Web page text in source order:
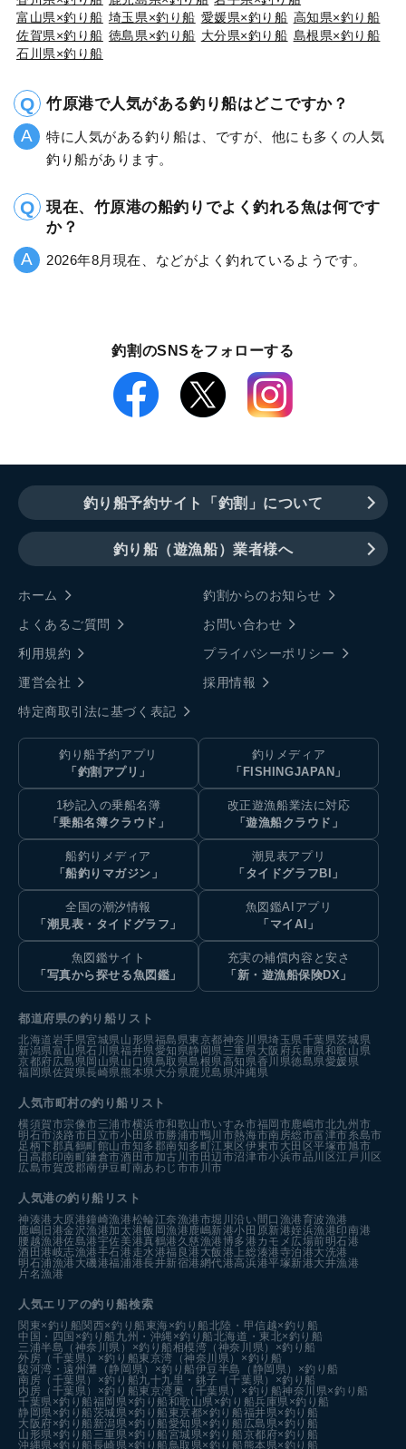
富山県×釣り船 埼玉県×釣り船 愛媛県×釣り船 高知県×釣り船
佐賀県×釣り船 徳島県×釣り船 大分県×釣り船 島根県×釣り船
石川県×釣り船
竹原港で人気がある釣り船はどこですか？
特に人気がある釣り船は、ですが、他にも多くの人気
釣り船があります。
現在、竹原港の船釣りでよく釣れる魚は何です
か？
2026年8月現在、などがよく釣れているようです。
釣割のSNSをフォローする
釣り船予約サイト「釣割」について
釣り船（遊漁船）業者様へ
ホーム
釣割からのお知らせ
よくあるご質問
お問い合わせ
利用規約
プライバシーポリシー
運営会社
採用情報
特定商取引法に基づく表記
釣り船予約アプリ
「釣割アプリ」
釣りメディア
「FISHINGJAPAN」
1秒記入の乗船名簿
「乗船名簿クラウド」
改正遊漁船業法に対応
「遊漁船クラウド」
船釣りメディア
「船釣りマガジン」
潮見表アプリ
「タイドグラフBI」
全国の潮汐情報
「潮見表・タイドグラフ」
魚図鑑AIアプリ
「マイAI」
魚図鑑サイト
「写真から探せる魚図鑑」
充実の補償内容と安さ
「新・遊漁船保険DX」
都道府県の釣り船リスト
北海道 岩手県宮城県 山形県福島県東京都神奈川県埼玉県千葉県茨城県
新潟県富山県石川県福井県愛知県静岡県 三重県 大阪府兵庫県和歌山県
京都府広島県岡山県 山口県 鳥取県島根県高知県香川県徳島県愛媛県
福岡県佐賀県長崎県 熊本県 大分県 鹿児島県沖縄県
人気市町村の釣り船リスト
横須賀市宗像市三浦市横浜市和歌山市いすみ市福岡市鹿嶋市北九州市
明石市淡路市日立市小田原市勝浦市鴨川市熱海市南房総市富津市糸島市
足柄下郡真鶴町館山市知多郡南知多町江東区伊東市大田区平塚市旭市
日高郡印南町鎌倉市酒田市加古川市田辺市沼津市小浜市品川区江戸川区
広島市賀茂郡南伊豆町南あわじ市市川市
人気港の釣り船リスト
神湊港 大原港鐘崎漁港松輪江奈漁港市堀川沿い 間口漁港育波漁港
鹿嶋旧港金沢漁港加太港飯岡漁港 鹿嶋新港小田原新港姪浜漁港印南港
腰越漁港佐島港宇佐美港真鶴港 久慈漁港博多港カモメ広場前明石港
酒田港岐志漁港手石港 走水港福良港 大飯港 上総湊港寺泊港大洗港
明石浦漁港 大磯港福浦港長井新宿港網代港高浜港平塚新港大井漁港
片名漁港
人気エリアの釣り船検索
関東×釣り船関西×釣り船 東海×釣り船北陸・甲信越×釣り船
中国・四国×釣り船 九州・沖縄×釣り船北海道・東北×釣り船
三浦半島（神奈川県）×釣り船相模湾（神奈川県）×釣り船
外房（千葉県）×釣り船東京湾（神奈川県）×釣り船
駿河湾・遠州灘（静岡県）×釣り船伊豆半島（静岡県）×釣り船
南房（千葉県）×釣り船九十九里・銚子（千葉県）×釣り船
内房（千葉県）×釣り船東京湾奥（千葉県）×釣り船神奈川県×釣り船
千葉県×釣り船福岡県×釣り船和歌山県×釣り船兵庫県×釣り船
静岡県×釣り船茨城県×釣り船 東京都×釣り船福井県×釣り船
大阪府×釣り船 新潟県×釣り船愛知県×釣り船 広島県×釣り船
山形県×釣り船 三重県×釣り船宮城県×釣り船京都府×釣り船
沖縄県×釣り船長崎県×釣り船 鳥取県×釣り船 熊本県×釣り船